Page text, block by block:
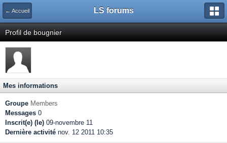
← Accueil LS forums
Profil de bougnier
Mes informations
Groupe Members
Messages 0
Inscrit(e) (le) 09-novembre 11
Dernière activité nov. 12 2011 10:35